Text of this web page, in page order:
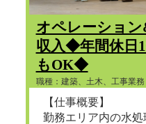
オペレーショ
収入◆年間休日
もOK◆
職種：建築、土木、工事
【仕事概要】
勤務エリア内の水